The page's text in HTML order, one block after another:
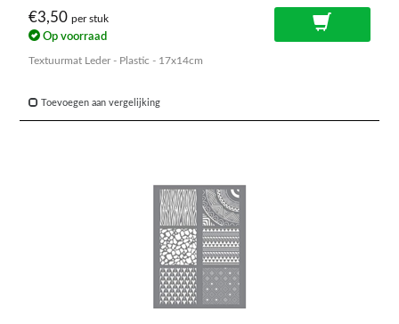
€3,50 per stuk
Op voorraad
Textuurmat Leder - Plastic - 17x14cm
Toevoegen aan vergelijking